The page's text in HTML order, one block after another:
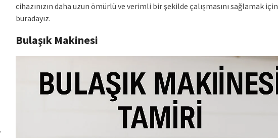
cihazınızın daha uzun ömürlü ve verimli bir şekilde çalışmasını sağlamak için
buradayız.
Bulaşık Makinesi